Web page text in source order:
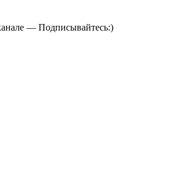
— Подписывайтесь:)